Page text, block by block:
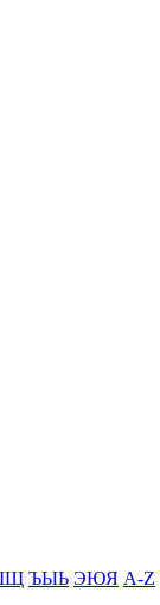
ЪЫЬ ЭЮЯ A-Z